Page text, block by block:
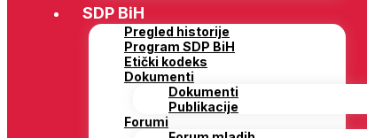
SDP BiH
Pregled historije
Program SDP BiH
Etički kodeks
Dokumenti
Dokumenti
Publikacije
Forumi